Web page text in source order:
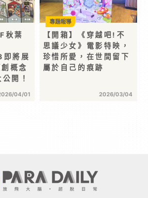
秋葉
將展
概念
開！
04/01
【開箱】《穿越吧!不
思議少女》電影特映，
珍惜所愛，在世間留下
屬於自己的痕跡
2026/03/04
專題報導
的感動對話！
分享 :